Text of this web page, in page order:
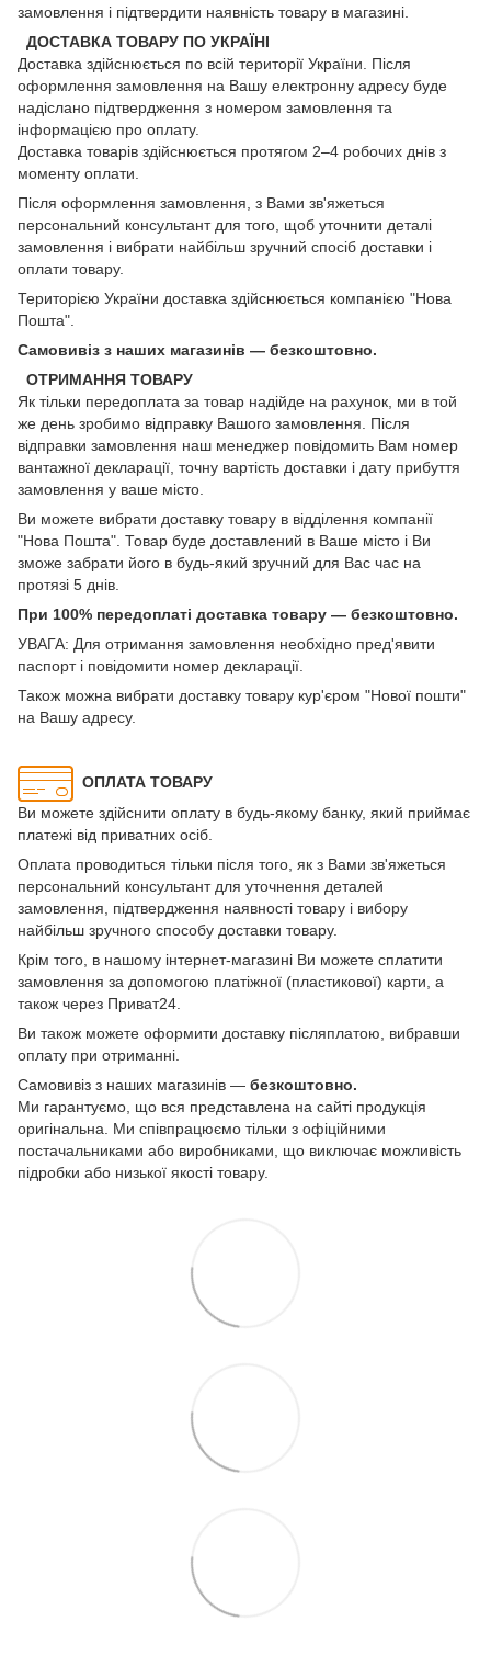
замовлення і підтвердити наявність товару в магазині.
ДОСТАВКА ТОВАРУ ПО УКРАЇНІ
Доставка здійснюється по всій території України. Після
оформлення замовлення на Вашу електронну адресу буде
надіслано підтвердження з номером замовлення та
інформацією про оплату.
Доставка товарів здійснюється протягом 2–4 робочих днів з
моменту оплати.
Після оформлення замовлення, з Вами зв'яжеться
персональний консультант для того, щоб уточнити деталі
замовлення і вибрати найбільш зручний спосіб доставки і
оплати товару.
Територією України доставка здійснюється компанією "Нова
Пошта".
Самовивіз з наших магазинів — безкоштовно.
ОТРИМАННЯ ТОВАРУ
Як тільки передоплата за товар надійде на рахунок, ми в той
же день зробимо відправку Вашого замовлення. Після
відправки замовлення наш менеджер повідомить Вам номер
вантажної декларації, точну вартість доставки і дату прибуття
замовлення у ваше місто.
Ви можете вибрати доставку товару в відділення компанії
"Нова Пошта". Товар буде доставлений в Ваше місто і Ви
зможе забрати його в будь-який зручний для Вас час на
протязі 5 днів.
При 100% передоплаті доставка товару — безкоштовно.
УВАГА: Для отримання замовлення необхідно пред'явити
паспорт і повідомити номер декларації.
Також можна вибрати доставку товару кур'єром "Нової пошти"
на Вашу адресу.
ОПЛАТА ТОВАРУ
Ви можете здійснити оплату в будь-якому банку, який приймає
платежі від приватних осіб.
Оплата проводиться тільки після того, як з Вами зв'яжеться
персональний консультант для уточнення деталей
замовлення, підтвердження наявності товару і вибору
найбільш зручного способу доставки товару.
Крім того, в нашому інтернет-магазині Ви можете сплатити
замовлення за допомогою платіжної (пластикової) карти, а
також через Приват24.
Ви також можете оформити доставку післяплатою, вибравши
оплату при отриманні.
Самовивіз з наших магазинів — безкоштовно.
Ми гарантуємо, що вся представлена на сайті продукція
оригінальна. Ми співпрацюємо тільки з офіційними
постачальниками або виробниками, що виключає можливість
підробки або низької якості товару.